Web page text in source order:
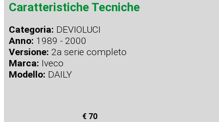
Caratteristiche Tecniche
Categoria: DEVIOLUCI
Anno: 1989 - 2000
Versione: 2a serie completo
Marca: Iveco
Modello: DAILY
€ 70